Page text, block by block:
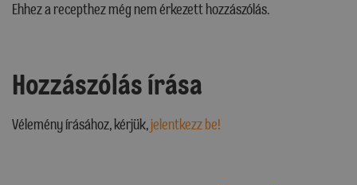
Ehhez a recepthez még nem érkezett hozzászólás.
Hozzászólás írása
Vélemény írásához, kérjük,jelentkezz be!